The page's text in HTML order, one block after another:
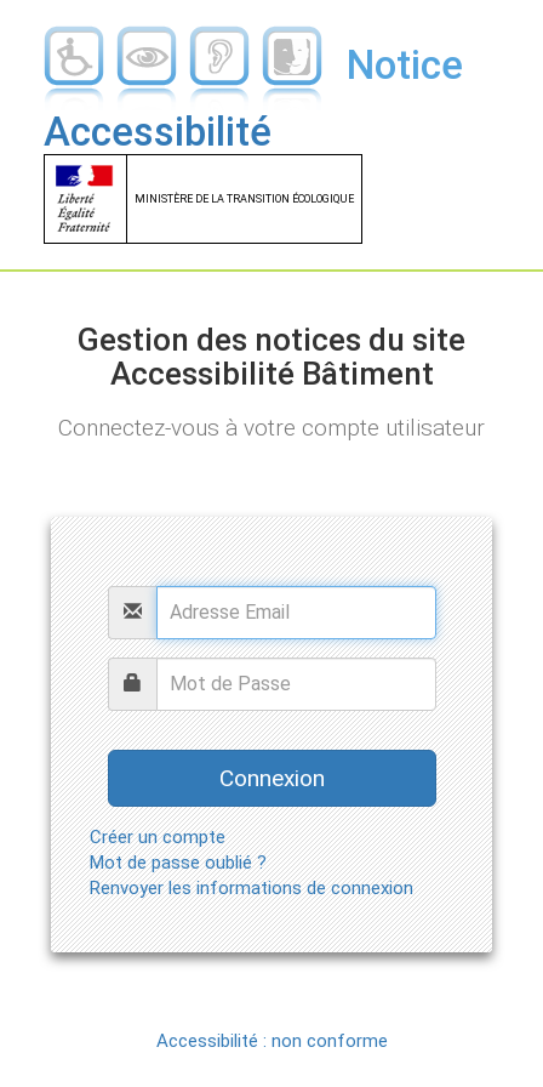
Notice
Accessibilité
MINISTÈRE DE LA TRANSITION ÉCOLOGIQUE
Gestion des notices du site
Accessibilité Bâtiment
Connectez-vous à votre compte utilisateur
Créer un compte
Mot de passe oublié ?
Renvoyer les informations de connexion
Accessibilité : non conforme